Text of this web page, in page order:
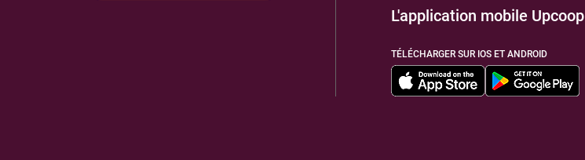
L'application mobile Upcoop
TÉLÉCHARGER SUR IOS ET ANDROID